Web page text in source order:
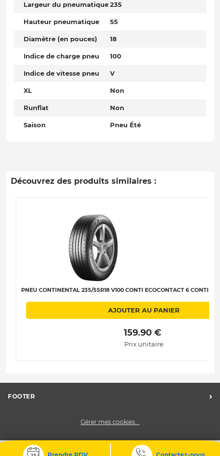
Largeur du pneumatique235
Hauteur pneumatique 55
Diamètre (en pouces) 18
Indice de charge pneu 100
Indice de vitesse pneu V
XL Non
Runflat Non
Saison Pneu Été
Découvrez des produits similaires :
PNEU CONTINENTAL 235/55R18 V100 CONTI ECOCONTACT 6 CONTI-
AJOUTER AU PANIER
159.90 €
Prix unitaire
FOOTER ›
Charte des données personnelles
Gérer mes cookies...